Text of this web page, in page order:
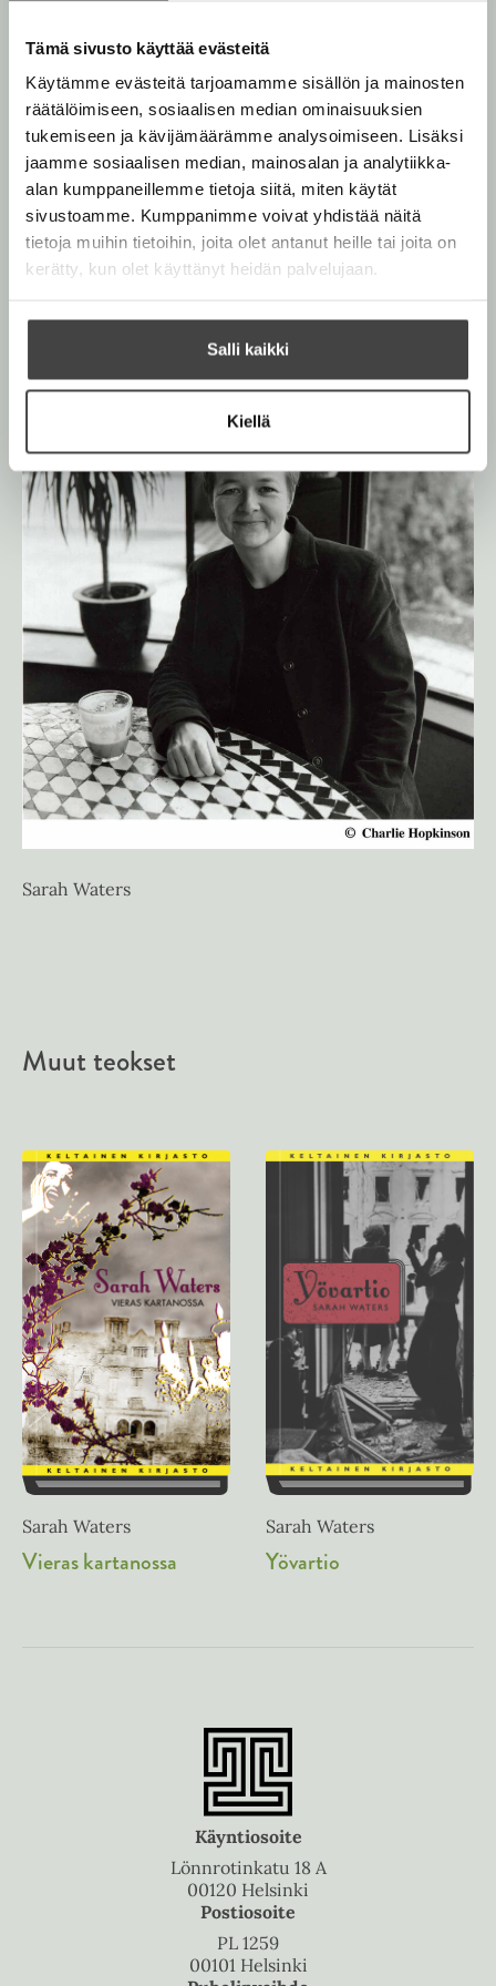
Tämä sivusto käyttää evästeitä
Käytämme evästeitä tarjoamamme sisällön ja mainosten
räätälöimiseen, sosiaalisen median ominaisuuksien
tukemiseen ja kävijämäärämme analysoimiseen. Lisäksi
jaamme sosiaalisen median, mainosalan ja analytiikka-
alan kumppaneillemme tietoja siitä, miten käytät
sivustoamme. Kumppanimme voivat yhdistää näitä
tietoja muihin tietoihin, joita olet antanut heille tai joita on
kerätty, kun olet käyttänyt heidän palvelujaan.
Salli kaikki
Kiellä
e
historian taitekohdissa rohkeasti ja ymmärtäen.
Watersin edellinen romaaniVieras kartanossasai
kirjabloggareilta vuoden parhaan käännöskirjan
palkinnon.
Lue lisää tekijästä
S
a
r
a
a
r
Sarah Waters
Muut teokset
Sarah Waters
Vieras kartanossa
Sarah Waters
Yövartio
Käyntiosoite
Lönnrotinkatu 18 A
00120 Helsinki
Postiosoite
PL 1259
00101 Helsinki